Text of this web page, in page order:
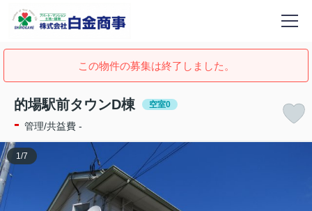
この物件の募集は終了しました。
的場駅前タウンD棟 空室0
- 管理/共益費 -
1 /7